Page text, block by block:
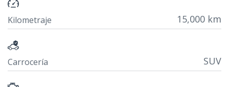
Kilometraje 15,000 km
Carrocería SUV